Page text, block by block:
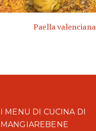
Paella valenciana
I MENU DI CUCINA DI
MANGIAREBENE